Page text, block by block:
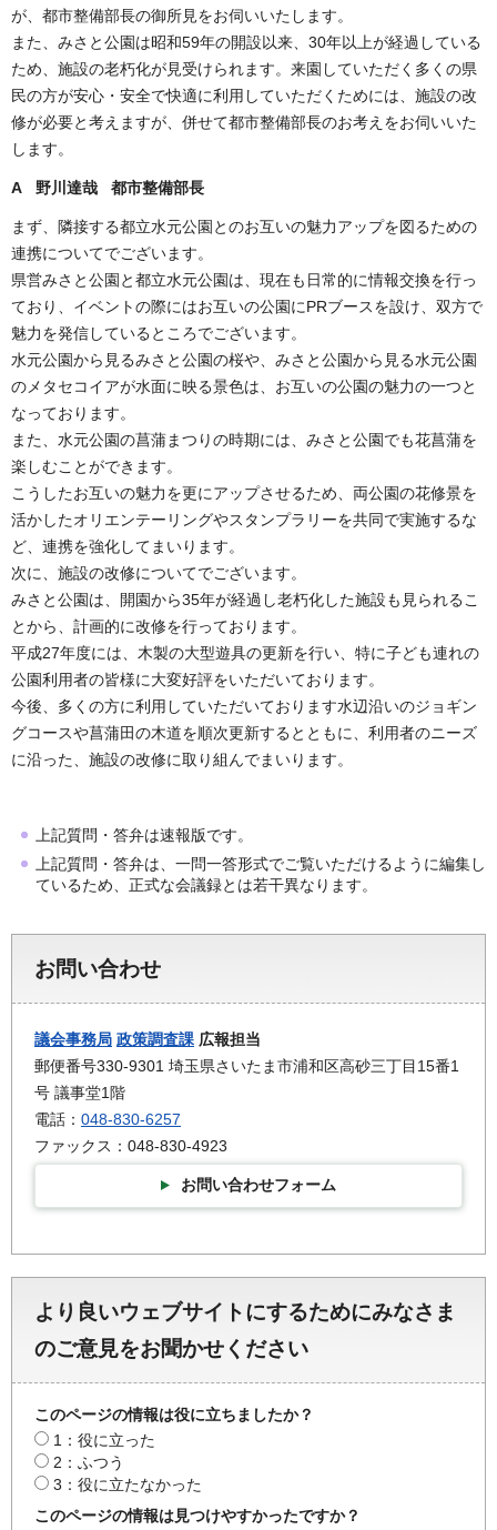
が、都市整備部長の御所見をお伺いいたします。
また、みさと公園は昭和59年の開設以来、30年以上が経過している
ため、施設の老朽化が見受けられます。来園していただく多くの県
民の方が安心・安全で快適に利用していただくためには、施設の改
修が必要と考えますが、併せて都市整備部長のお考えをお伺いいた
します。
A 野川達哉 都市整備部長
まず、隣接する都立水元公園とのお互いの魅力アップを図るための
連携についてでございます。
県営みさと公園と都立水元公園は、現在も日常的に情報交換を行っ
ており、イベントの際にはお互いの公園にPRブースを設け、双方で
魅力を発信しているところでございます。
水元公園から見るみさと公園の桜や、みさと公園から見る水元公園
のメタセコイアが水面に映る景色は、お互いの公園の魅力の一つと
なっております。
また、水元公園の菖蒲まつりの時期には、みさと公園でも花菖蒲を
楽しむことができます。
こうしたお互いの魅力を更にアップさせるため、両公園の花修景を
活かしたオリエンテーリングやスタンプラリーを共同で実施するな
ど、連携を強化してまいります。
次に、施設の改修についてでございます。
みさと公園は、開園から35年が経過し老朽化した施設も見られるこ
とから、計画的に改修を行っております。
平成27年度には、木製の大型遊具の更新を行い、特に子ども連れの
公園利用者の皆様に大変好評をいただいております。
今後、多くの方に利用していただいております水辺沿いのジョギン
グコースや菖蒲田の木道を順次更新するとともに、利用者のニーズ
に沿った、施設の改修に取り組んでまいります。
上記質問・答弁は速報版です。
上記質問・答弁は、一問一答形式でご覧いただけるように編集し
ているため、正式な会議録とは若干異なります。
お問い合わせ
議会事務局 政策調査課 広報担当
郵便番号330-9301 埼玉県さいたま市浦和区高砂三丁目15番1
号 議事堂1階
電話： 048-830-6257
ファックス：048-830-4923
お問い合わせフォーム
より良いウェブサイトにするためにみなさま
のご意見をお聞かせください
このページの情報は役に立ちましたか？
1：役に立った
2：ふつう
3：役に立たなかった
このページの情報は見つけやすかったですか？